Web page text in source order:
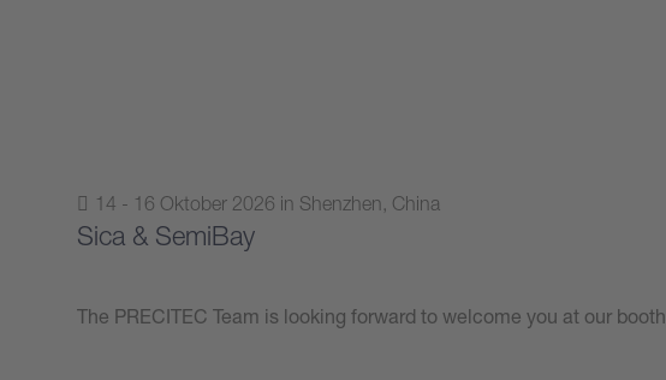
14 - 16 Oktober 2026 in Shenzhen, China
Sica & SemiBay
The PRECITEC Team is looking forward to welcome you at our booth.